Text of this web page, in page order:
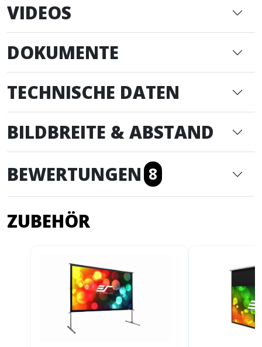
VIDEOS
DOKUMENTE
TECHNISCHE DATEN
BILDBREITE & ABSTAND
BEWERTUNGEN 8
ZUBEHÖR